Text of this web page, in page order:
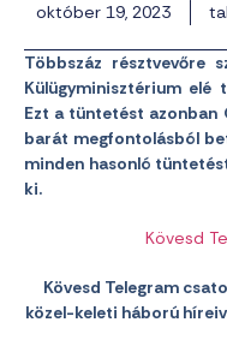
október 19, 2023
Többszáz résztvevőre
Külügyminisztérium
Ezt a tüntetést
barát megfontolásból
minden hasonló
ki.
Kövesd
Kövesd Telegram
közel-keleti háború